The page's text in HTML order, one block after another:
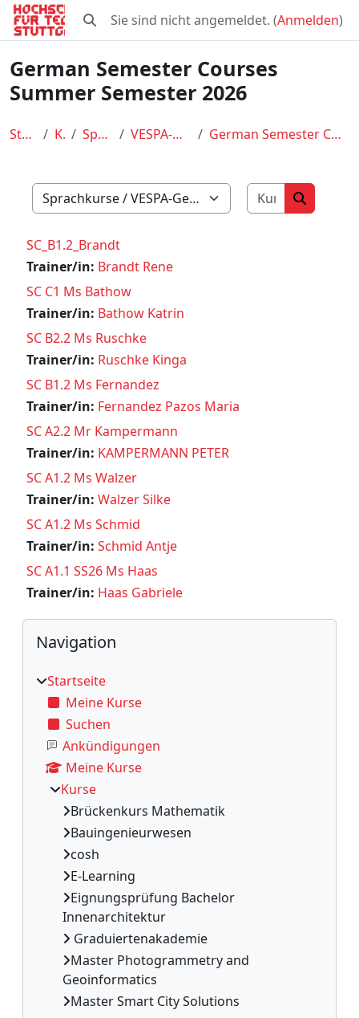
Zum Hauptinhalt
Sucheingabe umschalten
Sie sind nicht angemeldet. (Anmelden)
German Semester Courses
Summer Semester 2026
Startseite Kurse Sprachkurse VESPA-German Courses German Semester Courses Summer Semester 2026
Kursbereiche
Kurse
Kurse
SC_B1.2_Brandt
Trainer/in: Brandt Rene
SC C1 Ms Bathow
Trainer/in: Bathow Katrin
SC B2.2 Ms Ruschke
Trainer/in: Ruschke Kinga
SC B1.2 Ms Fernandez
Trainer/in: Fernandez Pazos Maria
SC A2.2 Mr Kampermann
Trainer/in: KAMPERMANN PETER
SC A1.2 Ms Walzer
Trainer/in: Walzer Silke
SC A1.2 Ms Schmid
Trainer/in: Schmid Antje
SC A1.1 SS26 Ms Haas
Trainer/in: Haas Gabriele
Blöcke
Navigation überspringen
Navigation
Startseite
Meine Kurse
Suchen
Ankündigungen
Meine Kurse
Kurse
Brückenkurs Mathematik
Bauingenieurwesen
cosh
E-Learning
Eignungsprüfung Bachelor
Innenarchitektur
Graduiertenakademie
Master Photogrammetry and
Geoinformatics
Master Smart City Solutions